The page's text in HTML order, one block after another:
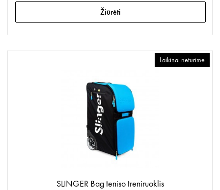
Žiūrėti
Laikinai neturime
SLINGER Bag teniso treniruoklis